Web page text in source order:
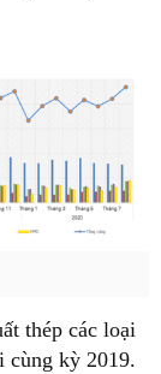
thép các loại
cùng kỳ 2019.